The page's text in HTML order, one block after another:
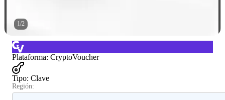
1/2
Plataforma: CryptoVoucher
Tipo: Clave
Región: